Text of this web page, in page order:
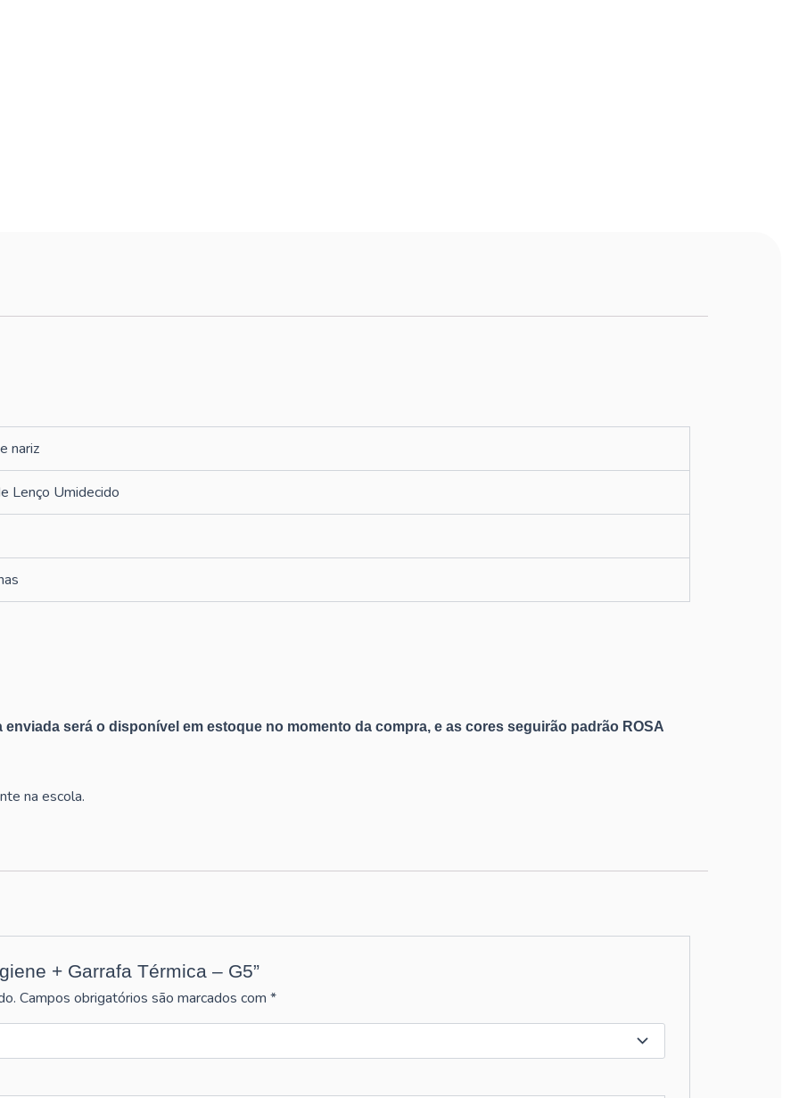
nariz
Lenço Umidecido
enviada será o disponível em estoque no momento da compra, e as cores seguirão padrão ROSA
na escola.
+ Garrafa Térmica – G5”
Campos obrigatórios são marcados com *